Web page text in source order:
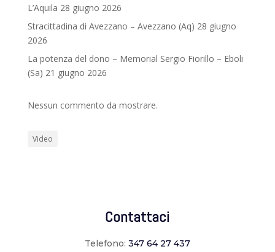
L’Aquila 28 giugno 2026
Stracittadina di Avezzano – Avezzano (Aq) 28 giugno
2026
La potenza del dono – Memorial Sergio Fiorillo – Eboli
(Sa) 21 giugno 2026
Nessun commento da mostrare.
Video
Contattaci
Telefono: 347 64 27 437